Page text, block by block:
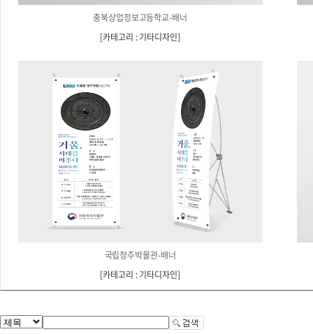
충북상업정보고등학교-배너
[카테고리 : 기타디자인]
국립청주박물관-배너
[카테고리 : 기타디자인]